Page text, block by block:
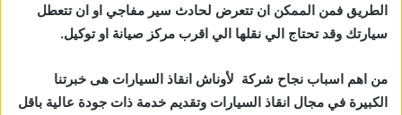
الطريق فمن الممكن ان تتعرض لحادث سير مفاجي او ان تتعطل
سيارتك وقد تحتاج الي نقلها الي اقرب مركز صيانة او توكيل.
من اهم اسباب نجاح شركة لأوناش انقاذ السيارات هى خبرتنا
الكبيرة في مجال انقاذ السيارات وتقديم خدمة ذات جودة عالية باقل